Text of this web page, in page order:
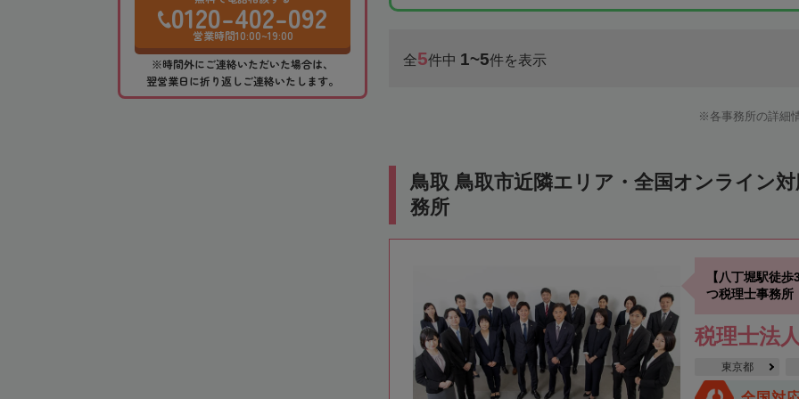
0120-402-092
営業時間10:00~19:00
※時間外にご連絡いただいた場合は、
翌営業日に折り返しご連絡いたします。
全5件中 1~5件を表示
各事務所の詳細
鳥取 鳥取市近隣エリア・全国オンライン
務所
【八丁堀駅徒
つ税理士事務所
税理士法
東京都